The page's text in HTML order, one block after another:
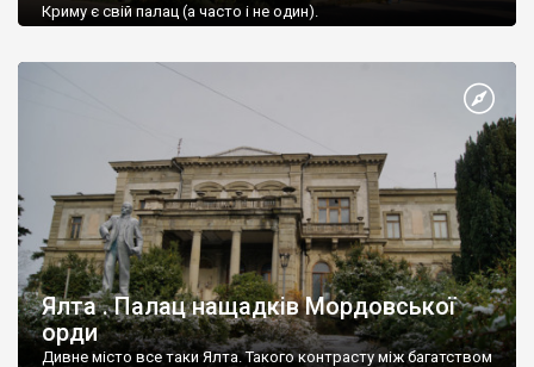
Криму є свій палац (а часто і не один).
Ялта . Палац нащадків Мордовської
орди
Дивне місто все таки Ялта. Такого контрасту між багатством